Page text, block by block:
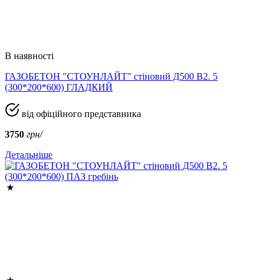
В наявності
ГАЗОБЕТОН "СТОУНЛАЙТ" стіновий Д500 В2. 5
(300*200*600) ГЛАДКИЙ
від офіційного представника
3750 грн/
Детальніше